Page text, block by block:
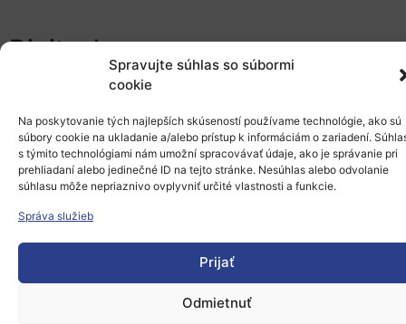
Spravujte súhlas so súbormi
cookie
Na poskytovanie tých najlepších skúseností používame technológie, ako sú
súbory cookie na ukladanie a/alebo prístup k informáciám o zariadení.
s týmito technológiami nám umožní spracovávať údaje, ako je správanie pri
prehliadaní alebo jedinečné ID na tejto stránke. Nesúhlas alebo odvolanie
súhlasu môže nepriaznivo ovplyvniť určité vlastnosti a funkcie.
Správa služieb
Prijať
Odmietnuť
Digitech
Trendy a výzvy v kybernetickej bezpečnosti
FinTech a platformové inžinierstvo
Digitálne zručnosti budúcnosti a vzdelávanie
Kvantové technológie a ich perspektíva
ClimateTech
Technológie obnoviteľných zdrojov energie
Energetická efektívnosť a inteligentné siete